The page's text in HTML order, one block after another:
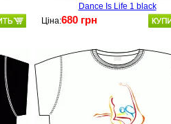
Dance Is Life 1 black
Ціна:680 грн